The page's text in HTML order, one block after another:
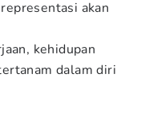
akan
kehidupan
dalam diri